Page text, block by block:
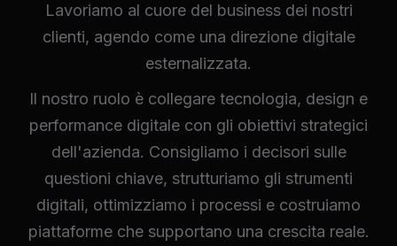
Lavoriamo al cuore del business dei nostri
clienti, agendo come una direzione digitale
esternalizzata.
Il nostro ruolo è collegare tecnologia, design e
performance digitale con gli obiettivi strategici
dell'azienda. Consigliamo i decisori sulle
questioni chiave, strutturiamo gli strumenti
digitali, ottimizziamo i processi e costruiamo
piattaforme che supportano una crescita reale.